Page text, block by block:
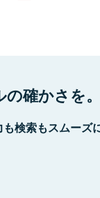
確かさを。
検索もスムーズに